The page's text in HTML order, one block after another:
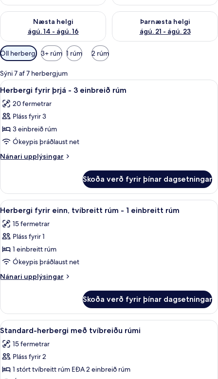
Næsta helgi
ágú. 14 - ágú. 16
Athuga framboð næstu helgi ágú. 14 - ágú. 16
Þarnæsta helgi
ágú. 21 - ágú. 23
Athuga framboð þarnæstu
Síur
í
boði
fyrir
herbergi
Öll herbergi 3+ rúm 1 rúm 2 rúm
Sýni 7 af 7 herbergjum
Skoða
allar
myndir
fyrir
Herbergi
fyrir
þrjá
-
einbreið
rúm
Dúnsængur, öryggishólf í herbergi,
7
Herbergi fyrir þrjá - 3 einbreið rúm
20 fermetrar
Pláss fyrir 3
3 einbreið rúm
Ókeypis þráðlaust net
Nánari upplýsingar
Nánari
fyrir
þrjá
-
einbreið
rúm
Skoða verð fyrir þínar dagsetningar
Skoða
allar
myndir
fyrir
Herbergi
fyrir
einn,
tvíbreitt
-
einbreitt
rúm
Dúnsængur, öryggishólf í herbergi,
5
Herbergi fyrir einn, tvíbreitt rúm - 1 einbreitt rúm
15 fermetrar
Pláss fyrir 1
1 einbreitt rúm
Ókeypis þráðlaust net
Nánari upplýsingar
Nánari
fyrir
einn,
tvíbreitt
rúm
Skoða verð fyrir þínar dagsetningar
Skoða
allar
myndir
fyrir
Standard-
Standard-herbergi með tvíbreiðu
8
Standard-herbergi með tvíbreiðu rúmi
15 fermetrar
Pláss fyrir 2
1 stórt tvíbreitt rúm EÐA 2 einbreið rúm